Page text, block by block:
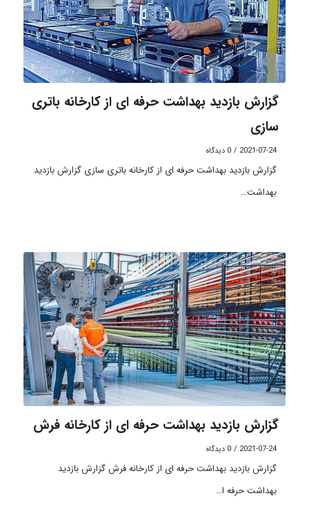
گزارش بازدید بهداشت حرفه ای از کارخانه باتری
سازی
2021-07-24
/ 0 دیدگاه
گزارش بازدید بهداشت حرفه ای از کارخانه باتری سازی گزارش بازدید
بهداشت…
گزارش بازدید بهداشت حرفه ای از کارخانه فرش
2021-07-24
/ 0 دیدگاه
گزارش بازدید بهداشت حرفه ای از کارخانه فرش گزارش بازدید
بهداشت حرفه ا…